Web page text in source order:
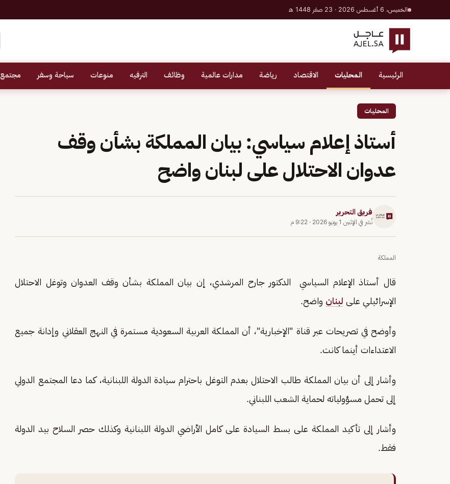
الخميس، 6 أغسطس 2026 · 23 صفر 1448 هـ
الرئيسية المحليات الاقتصاد رياضة مدارات عالمية وظائف الترفيه منوعات سياحة وسفر مجتمع
المحليات
أستاذ إعلام سياسي: بيان المملكة بشأن وقف
عدوان الاحتلال على لبنان واضح
فريق التحرير
نُشر في الإثنين 1 يونيو 2026 · 9:22 م
المملكة
قال أستاذ الإعلام السياسي الدكتور جارح المرشدي، إن بيان المملكة بشأن وقف العدوان وتوغل الاحتلال
الإسرائيلي على لبنان واضح.
وأوضح في تصريحات عبر قناة "الإخبارية"، أن المملكة العربية السعودية مستمرة في النهج العقلاني وإدانة جميع
الاعتداءات أينما كانت.
وأشار إلى أن بيان المملكة طالب الاحتلال بعدم التوغل باحترام سيادة الدولة اللبنانية، كما دعا المجتمع الدولي
إلى تحمل مسؤولياته لحماية الشعب اللبناني.
وأشار إلى تأكيد المملكة على بسط السيادة على كامل الأراضي الدولة اللبنانية وكذلك حصر السلاح بيد الدولة
فقط.